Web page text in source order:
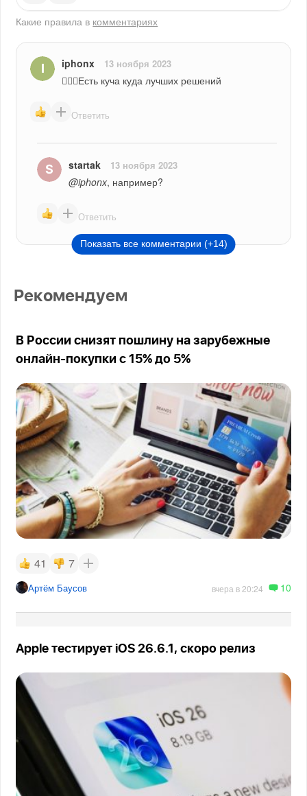
Какие правила в комментариях
iphonx 13 ноября 2023
🤦🏻‍♂️Есть куча куда лучших решений
Ответить
startak 13 ноября 2023
@iphonx, например?
Ответить
Показать все комментарии (+14)
Рекомендуем
В России снизят пошлину на зарубежные
онлайн-покупки с 15% до 5%
41 7
Артём Баусов вчера в 20:24 10
Apple тестирует iOS 26.6.1, скоро релиз